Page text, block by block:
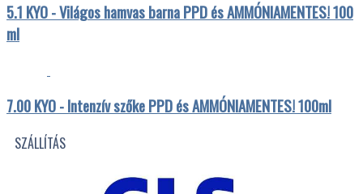
5.1 KYO - Világos hamvas barna PPD és AMMÓNIAMENTES! 100
ml
7.00 KYO - Intenzív szőke PPD és AMMÓNIAMENTES! 100ml
SZÁLLÍTÁS